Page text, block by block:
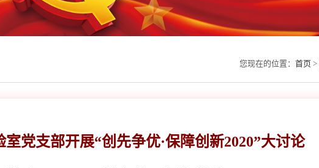
您现在的位置： 首页 >
室党支部开展“创先争优·保障创新2020”大讨论